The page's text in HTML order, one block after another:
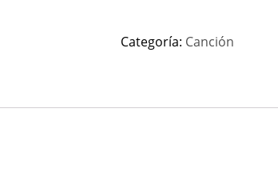
Categoría: Canción